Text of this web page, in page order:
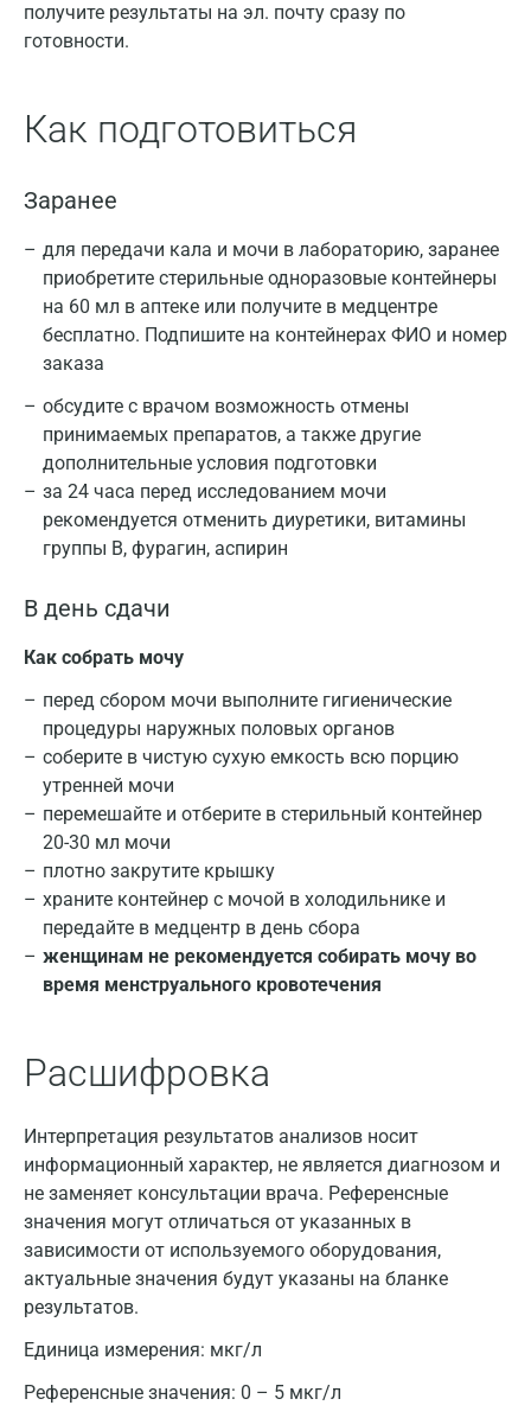
получите результаты на эл. почту сразу по
готовности.
Как подготовиться
Заранее
для передачи кала и мочи в лабораторию, заранее
приобретите стерильные одноразовые контейнеры
на 60 мл в аптеке или получите в медцентре
бесплатно. Подпишите на контейнерах ФИО и номер
заказа
обсудите с врачом возможность отмены
принимаемых препаратов, а также другие
дополнительные условия подготовки
за 24 часа перед исследованием мочи
рекомендуется отменить диуретики, витамины
группы В, фурагин, аспирин
В день сдачи
Как собрать мочу
перед сбором мочи выполните гигиенические
процедуры наружных половых органов
соберите в чистую сухую емкость всю порцию
утренней мочи
перемешайте и отберите в стерильный контейнер
20-30 мл мочи
плотно закрутите крышку
храните контейнер с мочой в холодильнике и
передайте в медцентр в день сбора
женщинам не рекомендуется собирать мочу во
время менструального кровотечения
Расшифровка
Интерпретация результатов анализов носит
информационный характер, не является диагнозом и
не заменяет консультации врача. Референсные
значения могут отличаться от указанных в
зависимости от используемого оборудования,
актуальные значения будут указаны на бланке
результатов.
Единица измерения: мкг/л
Референсные значения: 0 – 5 мкг/л
Москва
Санкт-Петербург
Казань
Апрелевка
Армавир
Астрахань
Балашиха
Барнаул
Брянск